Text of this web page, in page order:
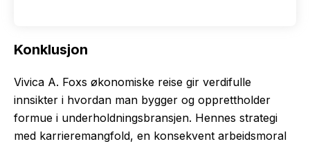
Konklusjon
Vivica A. Foxs økonomiske reise gir verdifulle
innsikter i hvordan man bygger og opprettholder
formue i underholdningsbransjen. Hennes strategi
med karrieremangfold, en konsekvent arbeidsmoral